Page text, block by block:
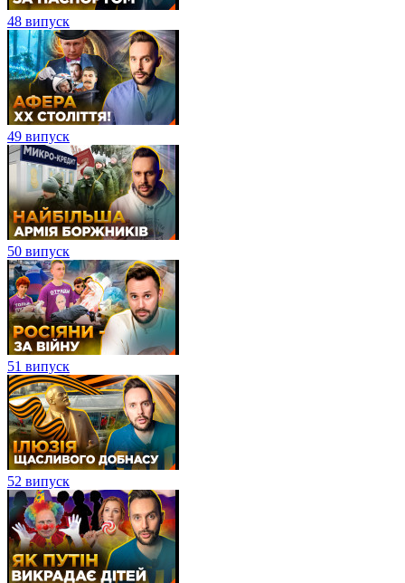
48 випуск
49 випуск
50 випуск
51 випуск
52 випуск